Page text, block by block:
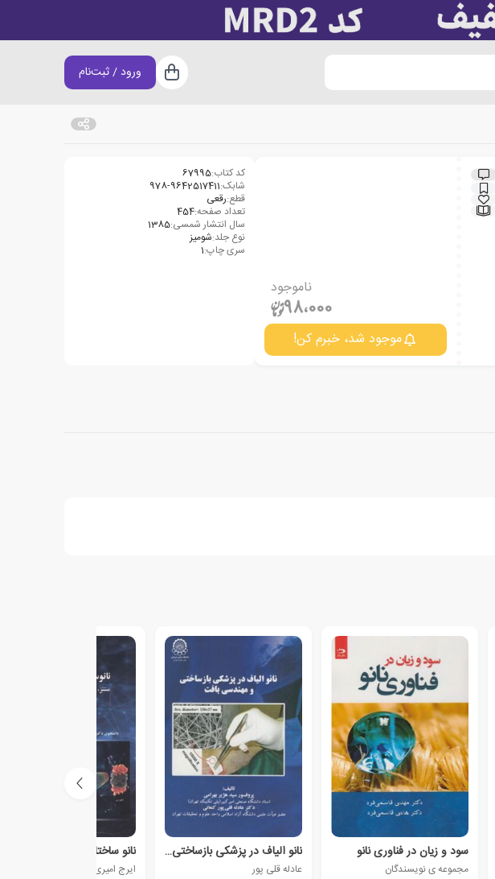
سبد خرید
ورود / ثبت‌نام
ناموجود
98،000
موجود شد، خبرم کن!
کد کتاب:67995
شابک:978-9642517411
قطع:رقعی
تعداد صفحه:454
سال انتشار شمسی:1385
نوع جلد:شومیز
سری چاپ:1
سود و زیان در فناوری نانو
مجموعه ی نویسندگان
نانو الیاف در پزشکی بازساختی و مهندسی بافت
عادله قلی پور
نانو ساختارهای پلیمری
ایرج امیری امرایی